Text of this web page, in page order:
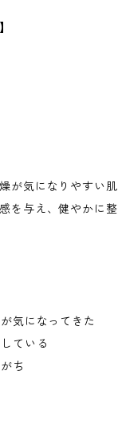
が気になりやすい肌
を与え、健やかに整
気になってきた
ている
ち